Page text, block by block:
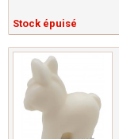
Stock épuisé